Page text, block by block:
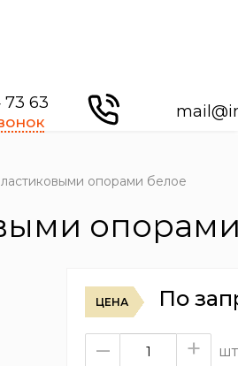
73 63
опорами белое
ЦЕНА По
– +